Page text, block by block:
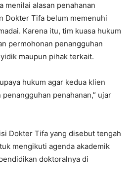
menilai alasan penahanan
Dokter Tifa belum memenuhi
Karena itu, tim kuasa hukum
permohonan penangguhan
maupun pihak terkait.
hukum agar kedua klien
penahanan,” ujar
Dokter Tifa yang disebut tengah
mengikuti agenda akademik
doktoralnya di